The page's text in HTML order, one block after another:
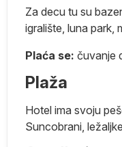
Za decu tu su
igralište, luna park,
Plaća se: čuvanje
Plaža
Hotel ima svoju
Suncobrani,